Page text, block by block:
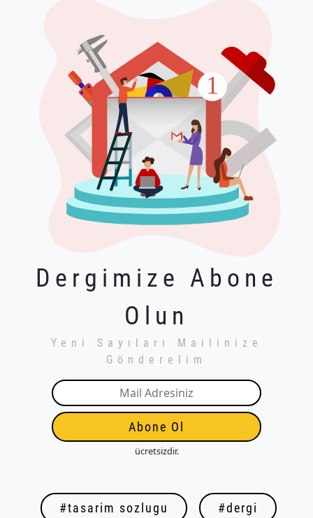
Dergimize Abone
Olun
Yeni Sayıları Mailinize
Gönderelim
Abone Ol
ücretsizdir.
#tasarim sozlugu #dergi